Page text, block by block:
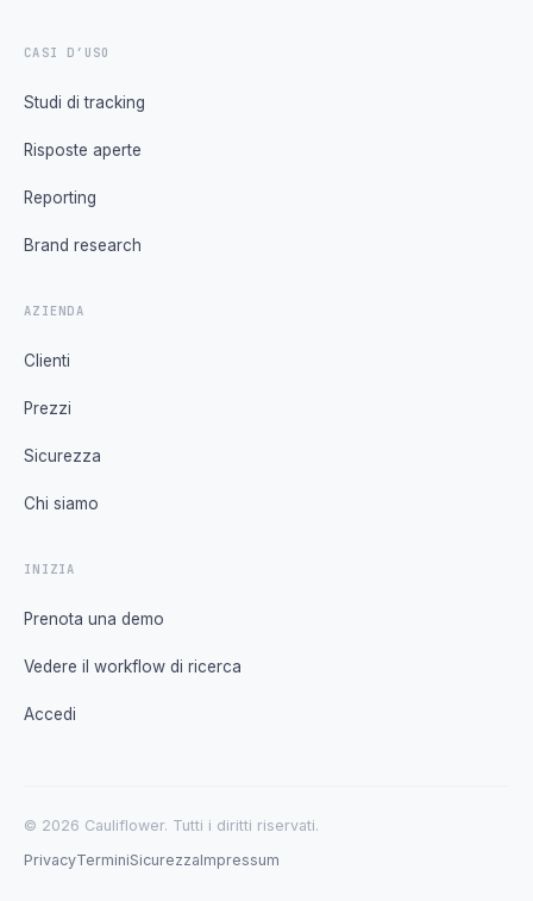
CASI D’USO
Studi di tracking
Risposte aperte
Reporting
Brand research
AZIENDA
Clienti
Prezzi
Sicurezza
Chi siamo
INIZIA
Prenota una demo
Vedere il workflow di ricerca
Accedi
© 2026 Cauliflower. Tutti i diritti riservati.
PrivacyTerminiSicurezzaImpressum